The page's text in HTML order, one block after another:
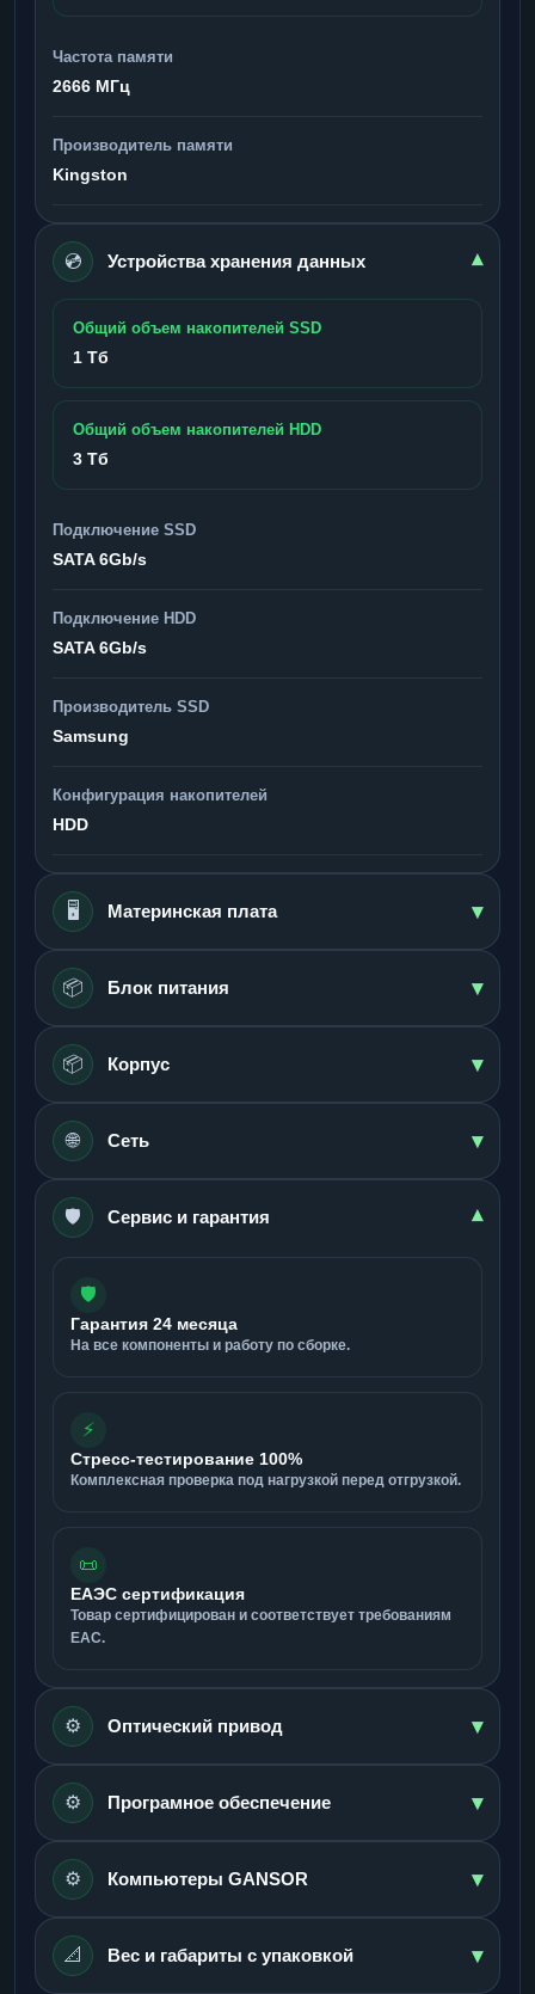
Частота памяти
2666 МГц
Производитель памяти
Kingston
💿 Устройства хранения данных ▾
Общий объем накопителей SSD
1 Тб
Общий объем накопителей HDD
3 Тб
Подключение SSD
SATA 6Gb/s
Подключение HDD
SATA 6Gb/s
Производитель SSD
Samsung
Конфигурация накопителей
HDD
🖥️ Материнская плата ▾
📦 Блок питания ▾
📦 Корпус ▾
🌐 Сеть ▾
🛡️ Сервис и гарантия ▾
🛡️
Гарантия 24 месяца
На все компоненты и работу по сборке.
⚡
Стресс-тестирование 100%
Комплексная проверка под нагрузкой перед отгрузкой.
📜
ЕАЭС сертификация
Товар сертифицирован и соответствует требованиям
ЕАС.
⚙️ Оптический привод ▾
⚙️ Програмное обеспечение ▾
⚙️ Компьютеры GANSOR ▾
📐 Вес и габариты с упаковкой ▾